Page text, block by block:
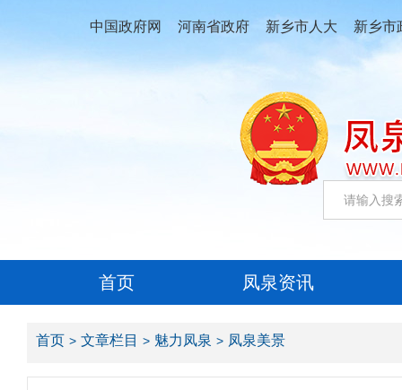
中国政府网 河南省政府 新乡市人大 新乡市
首页 凤泉资讯
首页 文章栏目 魅力凤泉 凤泉美景